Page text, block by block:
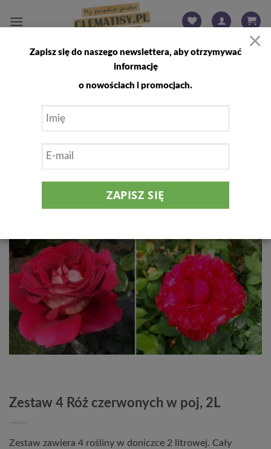
FILTRUJ
Zestaw 4 Róż czerwonych w poj, 2L
Zestaw zawiera 4 rośliny w doniczce 2 litrowej. Cały
×
Zapisz się do naszego newslettera, aby otrzymywać
informację
o nowościach i promocjach.